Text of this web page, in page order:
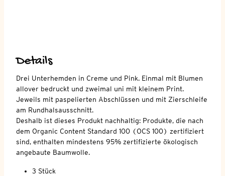
Details
Drei Unterhemden in Creme und Pink. Einmal mit Blumen
allover bedruckt und zweimal uni mit kleinem Print.
Jeweils mit paspelierten Abschlüssen und mit Zierschleife
am Rundhalsausschnitt.
Deshalb ist dieses Produkt nachhaltig: Produkte, die nach
dem Organic Content Standard 100 (OCS 100) zertifiziert
sind, enthalten mindestens 95% zertifizierte ökologisch
angebaute Baumwolle.
3 Stück